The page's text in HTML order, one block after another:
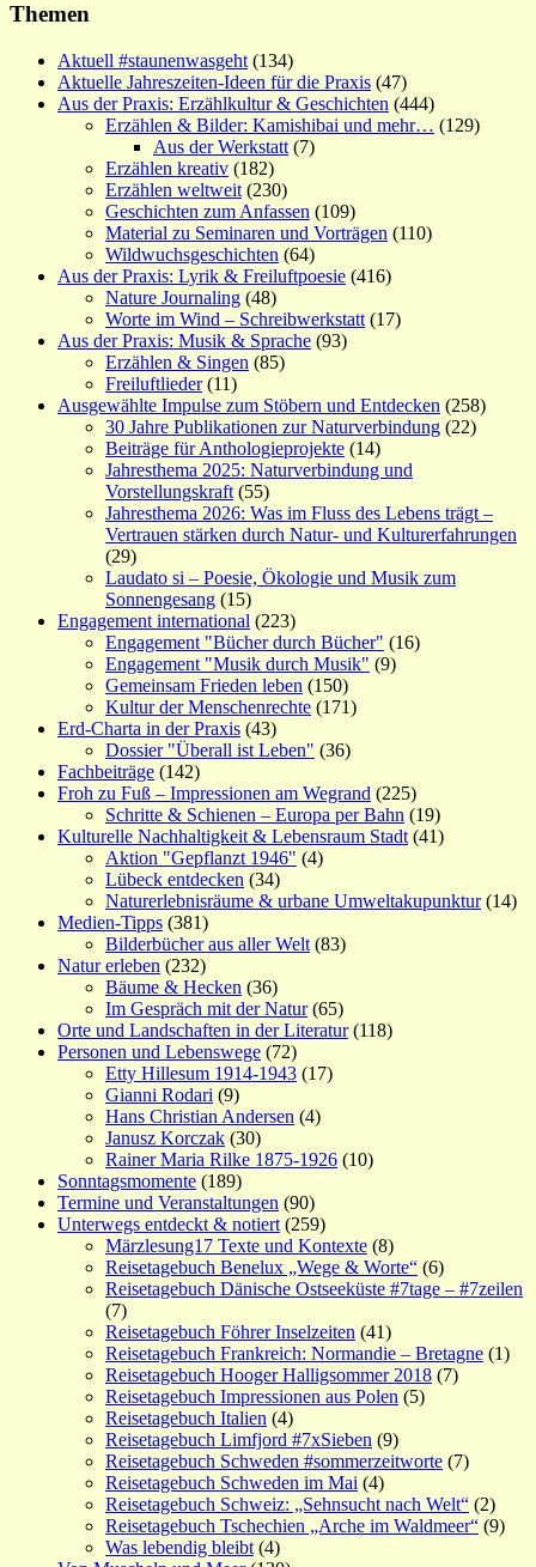
Themen
Aktuell #staunenwasgeht (134)
Aktuelle Jahreszeiten-Ideen für die Praxis (47)
Aus der Praxis: Erzählkultur & Geschichten (444)
Erzählen & Bilder: Kamishibai und mehr… (129)
Aus der Werkstatt (7)
Erzählen kreativ (182)
Erzählen weltweit (230)
Geschichten zum Anfassen (109)
Material zu Seminaren und Vorträgen (110)
Wildwuchsgeschichten (64)
Aus der Praxis: Lyrik & Freiluftpoesie (416)
Nature Journaling (48)
Worte im Wind – Schreibwerkstatt (17)
Aus der Praxis: Musik & Sprache (93)
Erzählen & Singen (85)
Freiluftlieder(11)
Ausgewählte Impulse zum Stöbern und Entdecken (258)
30 Jahre Publikationen zur Naturverbindung (22)
Beiträge für Anthologieprojekte (14)
Jahresthema 2025: Naturverbindung und
Vorstellungskraft (55)
Jahresthema 2026: Was im Fluss des Lebens trägt –
Vertrauen stärken durch Natur- und Kulturerfahrungen
(29)
Laudato si – Poesie, Ökologie und Musik zum
Sonnengesang (15)
Engagement international (223)
Engagement "Bücher durch Bücher" (16)
Engagement "Musik durch Musik" (9)
Gemeinsam Frieden leben (150)
Kultur der Menschenrechte (171)
Erd-Charta in der Praxis (43)
Dossier "Überall ist Leben" (36)
Fachbeiträge (142)
Froh zu Fuß – Impressionen am Wegrand (225)
Schritte & Schienen – Europa per Bahn (19)
Kulturelle Nachhaltigkeit & Lebensraum Stadt (41)
Aktion "Gepflanzt 1946" (4)
Lübeck entdecken (34)
Naturerlebnisräume & urbane Umweltakupunktur(14)
Medien-Tipps (381)
Bilderbücher aus aller Welt (83)
Natur erleben (232)
Bäume & Hecken (36)
Im Gespräch mit der Natur(65)
Orte und Landschaften in der Literatur(118)
Personen und Lebenswege (72)
Etty Hillesum 1914-1943 (17)
Gianni Rodari (9)
Hans Christian Andersen (4)
Janusz Korczak (30)
Rainer Maria Rilke 1875-1926 (10)
Sonntagsmomente (189)
Termine und Veranstaltungen (90)
Unterwegs entdeckt & notiert (259)
Märzlesung17 Texte und Kontexte (8)
Reisetagebuch Benelux „Wege & Worte“ (6)
Reisetagebuch Dänische Ostseeküste #7tage – #7zeilen
(7)
Reisetagebuch Föhrer Inselzeiten (41)
Reisetagebuch Frankreich: Normandie – Bretagne (1)
Reisetagebuch Hooger Halligsommer 2018 (7)
Reisetagebuch Impressionen aus Polen (5)
Reisetagebuch Italien (4)
Reisetagebuch Limfjord #7xSieben (9)
Reisetagebuch Schweden #sommerzeitworte (7)
Reisetagebuch Schweden im Mai (4)
Reisetagebuch Schweiz: „Sehnsucht nach Welt“ (2)
Reisetagebuch Tschechien „Arche im Waldmeer“ (9)
Was lebendig bleibt (4)